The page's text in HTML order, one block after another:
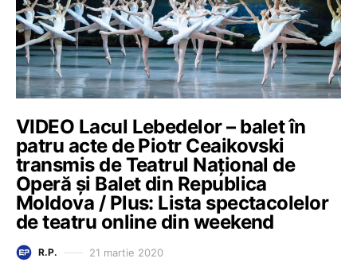
VIDEO Lacul Lebedelor – balet în
patru acte de Piotr Ceaikovski
transmis de Teatrul Național de
Operă și Balet din Republica
Moldova / Plus: Lista spectacolelor
de teatru online din weekend
R.P. 21 martie 2020